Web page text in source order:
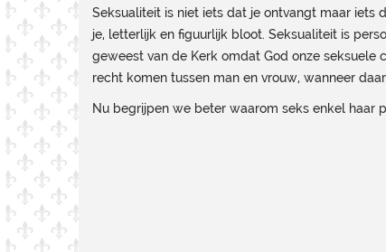
Seksualiteit is niet iets dat je ontvangt maar iets
je, letterlijk en figuurlijk bloot. Seksualiteit is
geweest van de Kerk omdat God onze
recht komen tussen man en vrouw, wanneer
Nu begrijpen we beter waarom seks enkel haar